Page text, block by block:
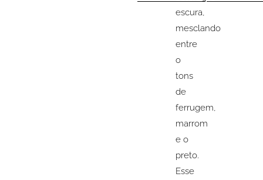
escura,
mesclando
entre
o
tons
de
ferrugem,
marrom
e o
preto.
Esse